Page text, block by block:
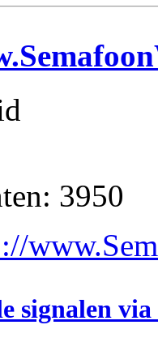
3950
signalen via